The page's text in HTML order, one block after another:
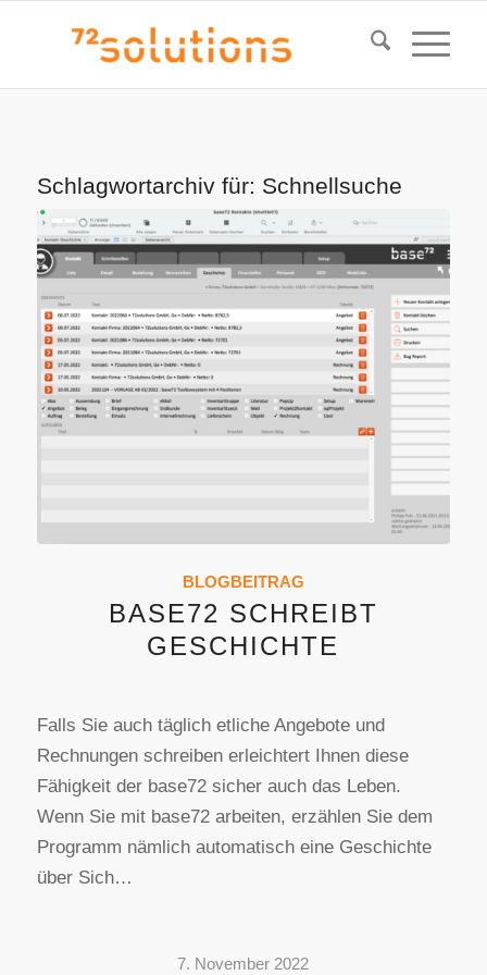
Schlagwortarchiv für: Schnellsuche
BLOGBEITRAG
BASE72 SCHREIBT
GESCHICHTE
Falls Sie auch täglich etliche Angebote und
Rechnungen schreiben erleichtert Ihnen diese
Fähigkeit der base72 sicher auch das Leben.
Wenn Sie mit base72 arbeiten, erzählen Sie dem
Programm nämlich automatisch eine Geschichte
über Sich…
7. November 2022